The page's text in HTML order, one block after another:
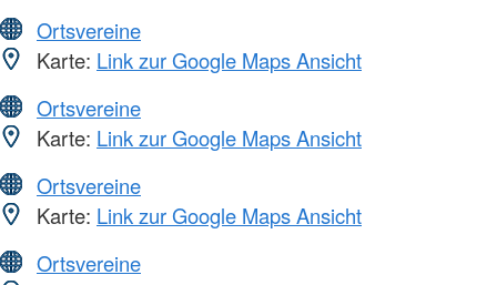
Ortsvereine
Karte: Link zur Google Maps Ansicht
Ortsvereine
Karte: Link zur Google Maps Ansicht
Ortsvereine
Karte: Link zur Google Maps Ansicht
Ortsvereine